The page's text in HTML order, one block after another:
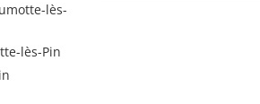
lès-
lès-Pin